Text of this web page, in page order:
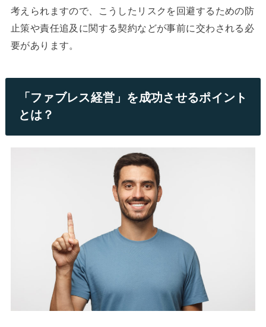
考えられますので、こうしたリスクを回避するための防
止策や責任追及に関する契約などが事前に交わされる必
要があります。
「ファブレス経営」を成功させるポイント
とは？